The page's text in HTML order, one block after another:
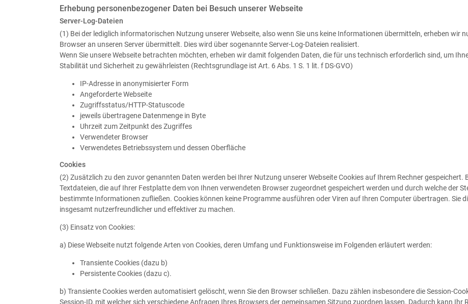
Erhebung personenbezogener Daten bei Besuch unserer Webseite
Server-Log-Dateien
(1) Bei der lediglich informatorischen Nutzung unserer Webseite, also wenn Sie uns keine Informationen übermitteln, erheben wir
Browser an unseren Server übermittelt. Dies wird über sogenannte Server-Log-Dateien realisiert.
Wenn Sie unsere Webseite betrachten möchten, erheben wir damit folgenden Daten, die für uns technisch erforderlich sind, um
Stabilität und Sicherheit zu gewährleisten (Rechtsgrundlage ist Art. 6 Abs. 1 S. 1 lit. f DS-GVO)
IP-Adresse in anonymisierter Form
Angeforderte Webseite
Zugriffsstatus/HTTP-Statuscode
jeweils übertragene Datenmenge in Byte
Uhrzeit zum Zeitpunkt des Zugriffes
Verwendeter Browser
Verwendetes Betriebssystem und dessen Oberfläche
Cookies
(2) Zusätzlich zu den zuvor genannten Daten werden bei Ihrer Nutzung unserer Webseite Cookies auf Ihrem Rechner gespeichert.
Textdateien, die auf Ihrer Festplatte dem von Ihnen verwendeten Browser zugeordnet gespeichert werden und durch welche der
bestimmte Informationen zufließen. Cookies können keine Programme ausführen oder Viren auf Ihren Computer übertragen. Sie
insgesamt nutzerfreundlicher und effektiver zu machen.
(3) Einsatz von Cookies:
a) Diese Webseite nutzt folgende Arten von Cookies, deren Umfang und Funktionsweise im Folgenden erläutert werden:
Transiente Cookies (dazu b)
Persistente Cookies (dazu c).
b) Transiente Cookies werden automatisiert gelöscht, wenn Sie den Browser schließen. Dazu zählen insbesondere die Session-
Session-ID, mit welcher sich verschiedene Anfragen Ihres Browsers der gemeinsamen Sitzung zuordnen lassen. Dadurch kann Ihr